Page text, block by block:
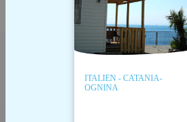
ITALIEN - CATANIA-
OGNINA